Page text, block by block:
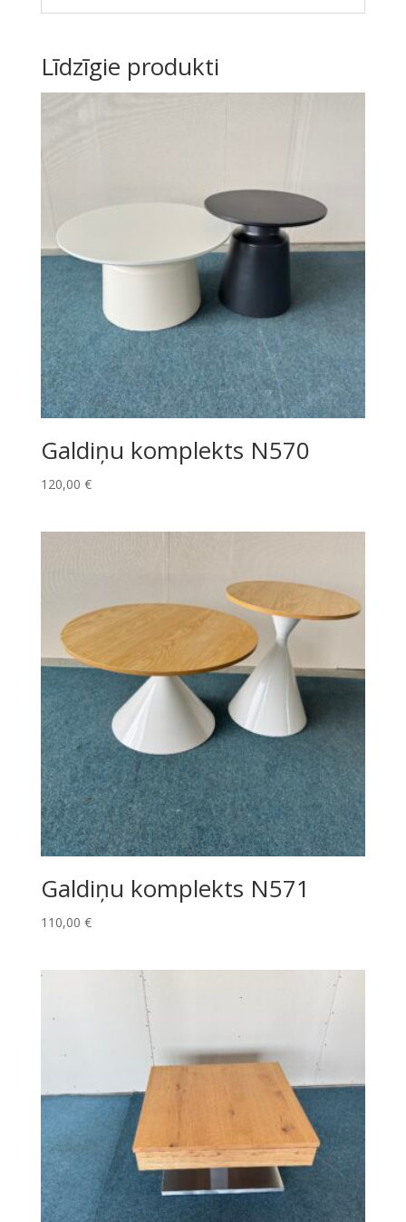
Līdzīgie produkti
Galdiņu komplekts N570
120,00 €
Galdiņu komplekts N571
110,00 €